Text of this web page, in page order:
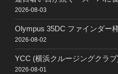
2026-08-03
Olympus 35DC ファインダー
2026-08-02
YCC (横浜クルージングクラブ
2026-08-01